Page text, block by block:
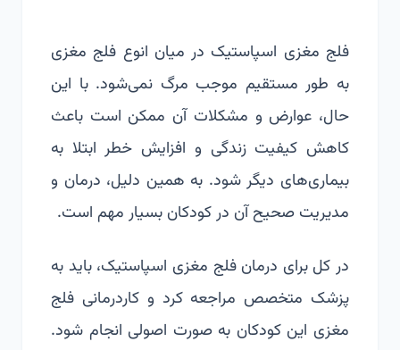
فلج مغزی اسپاستیک در میان انوع فلج مغزی
به طور مستقیم موجب مرگ نمی‌شود. با این
حال، عوارض و مشکلات آن ممکن است باعث
کاهش کیفیت زندگی و افزایش خطر ابتلا به
بیماری‌های دیگر شود. به همین دلیل، درمان و
مدیریت صحیح آن در کودکان بسیار مهم است.
در کل برای درمان فلج مغزی اسپاستیک، باید به
پزشک متخصص مراجعه کرد وکاردرمانی فلج
مغزی این کودکان به صورت اصولی انجام شود.